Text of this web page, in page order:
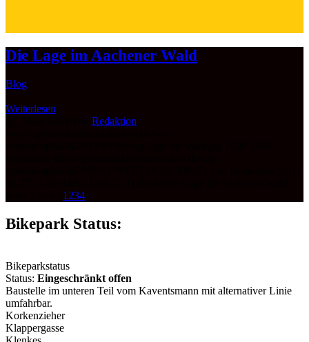
Die Lage im Aachener Wald
Blog
Weiterlesen
Redaktion
1 234
Bikepark Status:
Bikeparkstatus
Status: Eingeschränkt offen
Baustelle im unteren Teil vom Kaventsmann mit alternativer Linie
umfahrbar.
Korkenzieher
Klappergasse